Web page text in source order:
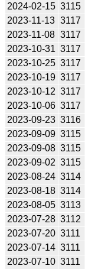
2024-02-15 3115
2023-11-13 3117
2023-11-08 3117
2023-10-31 3117
2023-10-25 3117
2023-10-19 3117
2023-10-12 3117
2023-10-06 3117
2023-09-23 3116
2023-09-09 3115
2023-09-08 3115
2023-09-02 3115
2023-08-24 3114
2023-08-18 3114
2023-08-05 3113
2023-07-28 3112
2023-07-20 3111
2023-07-14 3111
2023-07-10 3111